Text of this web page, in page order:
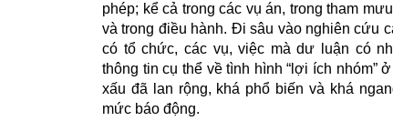
phép; kể cả trong các vụ án, trong tham
và trong điều hành. Đi sâu vào nghiên cứu
có tổ chức, các vụ, việc mà dư luận có
thông tin cụ thể về tình hình “lợi ích nhóm”
xấu đã lan rộng, khá phổ biến và khá
mức báo động.